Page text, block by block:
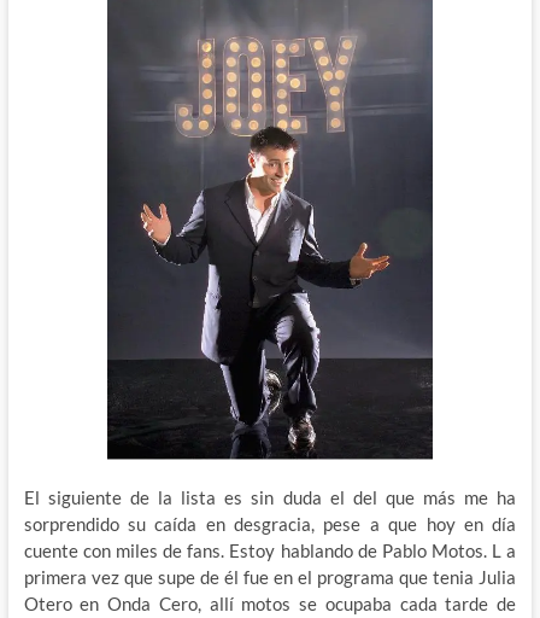
El siguiente de la lista es sin duda el del que más me ha
sorprendido su caída en desgracia, pese a que hoy en día
cuente con miles de fans. Estoy hablando de Pablo Motos. L a
primera vez que supe de él fue en el programa que tenia Julia
Otero en Onda Cero, allí motos se ocupaba cada tarde de